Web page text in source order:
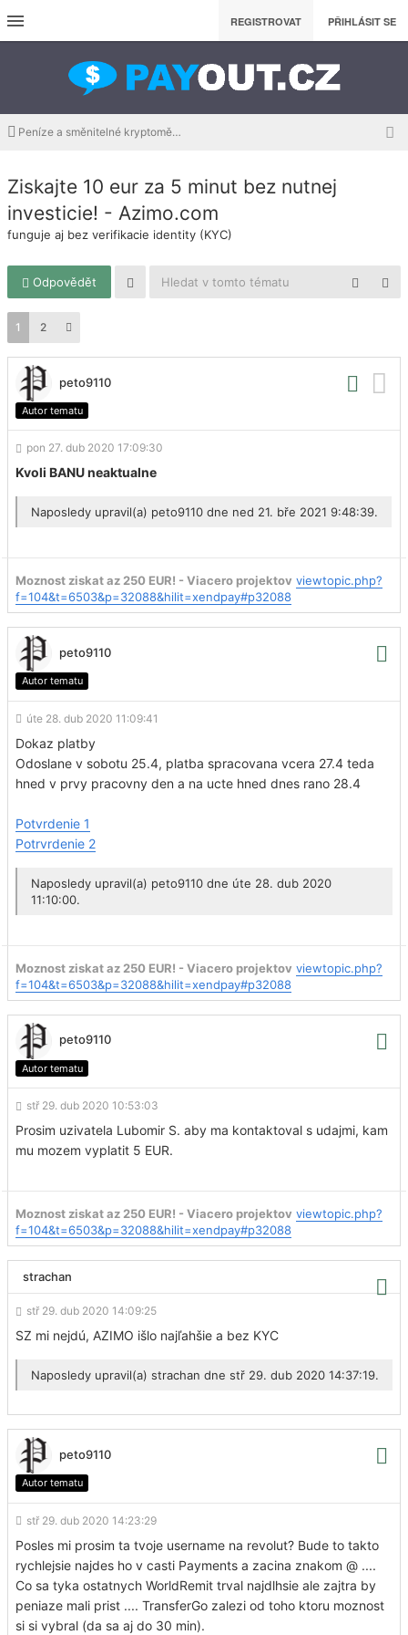
REGISTROVAT PŘIHLÁSIT SE
Peníze a směnitelné kryptoměny ZDARMA
Ziskajte 10 eur za 5 minut bez nutnej
investicie! - Azimo.com
funguje aj bez verifikacie identity (KYC)
Odpovědět
1 2
peto9110
Autor tematu
pon 27. dub 2020 17:09:30
Kvoli BANU neaktualne
Naposledy upravil(a) peto9110 dne ned 21. bře 2021 9:48:39.
Moznost ziskat az 250 EUR! - Viacero projektov viewtopic.php?
f=104&t=6503&p=32088&hilit=xendpay#p32088
peto9110
Autor tematu
úte 28. dub 2020 11:09:41
Dokaz platby
Odoslane v sobotu 25.4, platba spracovana vcera 27.4 teda
hned v prvy pracovny den a na ucte hned dnes rano 28.4
Potvrdenie 1
Potrvrdenie 2
Naposledy upravil(a) peto9110 dne úte 28. dub 2020
11:10:00.
Moznost ziskat az 250 EUR! - Viacero projektov viewtopic.php?
f=104&t=6503&p=32088&hilit=xendpay#p32088
peto9110
Autor tematu
stř 29. dub 2020 10:53:03
Prosim uzivatela Lubomir S. aby ma kontaktoval s udajmi, kam
mu mozem vyplatit 5 EUR.
Moznost ziskat az 250 EUR! - Viacero projektov viewtopic.php?
f=104&t=6503&p=32088&hilit=xendpay#p32088
strachan
stř 29. dub 2020 14:09:25
SZ mi nejdú, AZIMO išlo najľahšie a bez KYC
Naposledy upravil(a) strachan dne stř 29. dub 2020 14:37:19.
peto9110
Autor tematu
stř 29. dub 2020 14:23:29
Posles mi prosim ta tvoje username na revolut? Bude to takto
rychlejsie najdes ho v casti Payments a zacina znakom @ ....
Co sa tyka ostatnych WorldRemit trval najdlhsie ale zajtra by
peniaze mali prist .... TransferGo zalezi od toho ktoru moznost
si si vybral (da sa aj do 30 min).